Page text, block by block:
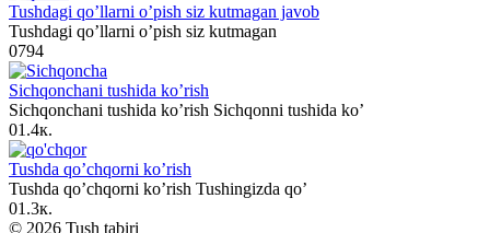
Tushdagi qo’llarni o’pish siz kutmagan javob
Tushdagi qo’llarni o’pish siz kutmagan
0794
Sichqonchani tushida ko’rish
Sichqonchani tushida ko’rish Sichqonni tushida ko’
01.4к.
Tushda qo’chqorni ko’rish
Tushda qo’chqorni ko’rish Tushingizda qo’
01.3к.
© 2026 Tush tabiri